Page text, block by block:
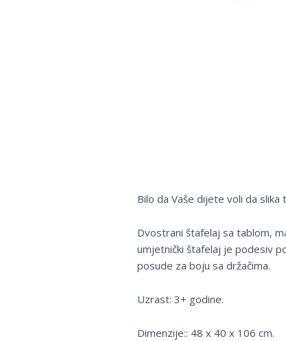
Bilo da Vaše dijete voli da
Dvostrani štafelaj sa tablom,
umjetnički štafelaj je podesiv
posude za boju sa držačima.
Uzrast: 3+ godine.
Dimenzije:: 48 x 40 x 106 cm.